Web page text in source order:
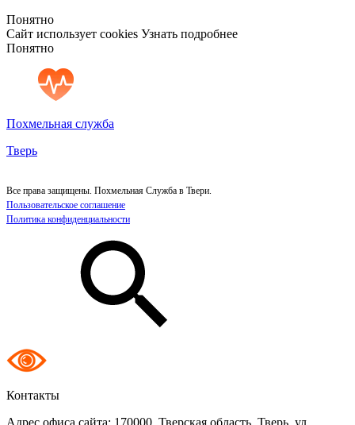
Понятно
Сайт использует cookies Узнать подробнее
Понятно
Похмельная служба
Тверь
Все права защищены. Похмельная Служба в Твери.
Пользовательское соглашение
Политика конфиденциальности
Контакты
Адрес офиса сайта: 170000, Тверская область, Тверь, ул.